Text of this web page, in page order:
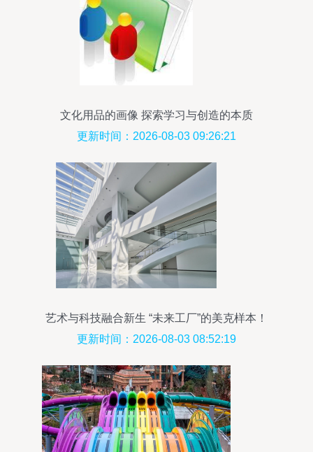
文化用品的画像 探索学习与创造的本质
更新时间：2026-08-03 09:26:21
艺术与科技融合新生 “未来工厂”的美克样本！
更新时间：2026-08-03 08:52:19